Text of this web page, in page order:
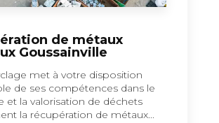
de métaux
Goussainville
met à votre disposition
de ses compétences dans le
et la valorisation de déchets
la récupération de métaux...